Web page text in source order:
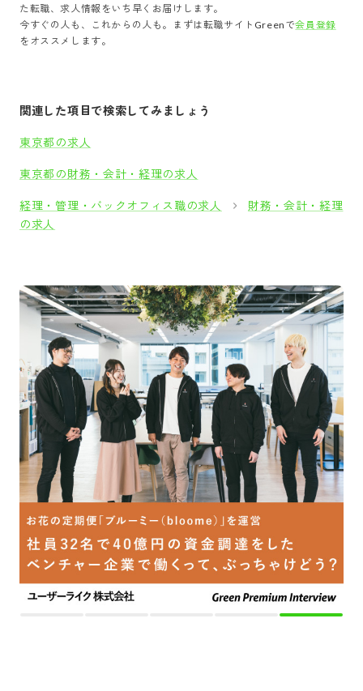
た転職、求人情報をいち早くお届けします。
今すぐの人も、これからの人も。まずは転職サイトGreenで会員登録
をオススメします。
関連した項目で検索してみましょう
東京都の求人
東京都の財務・会計・経理の求人
経理・管理・バックオフィス職の求人
財務・会計・経理
の求人